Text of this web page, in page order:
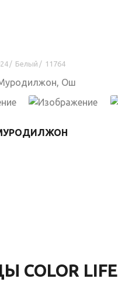
/ Белый / 11764
COLOR LIFE